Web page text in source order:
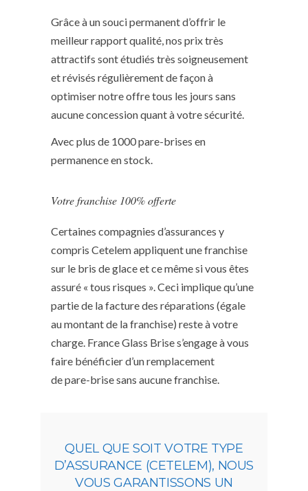
Grâce à un souci permanent d’offrir le
meilleur rapport qualité, nos prix très
attractifs sont étudiés très soigneusement
et révisés régulièrement de façon à
optimiser notre offre tous les jours sans
aucune concession quant à votre sécurité.
Avec plus de 1000 pare-brises en
permanence en stock.
Votre franchise 100% offerte
Certaines compagnies d’assurances y
compris Cetelem appliquent une franchise
sur le bris de glace et ce même si vous êtes
assuré « tous risques ». Ceci implique qu’une
partie de la facture des réparations (égale
au montant de la franchise) reste à votre
charge. France Glass Brise s’engage à vous
faire bénéficier d’un remplacement
de pare-brise sans aucune franchise.
QUEL QUE SOIT VOTRE TYPE
D’ASSURANCE (CETELEM), NOUS
VOUS GARANTISSONS UN